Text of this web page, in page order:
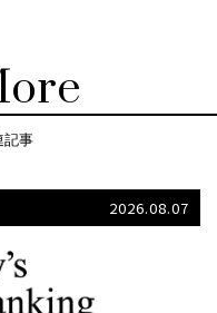
記事
2026.08.07